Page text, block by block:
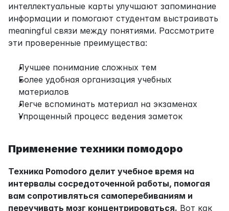
интеллектуальные карты улучшают запоминание
информации и помогают студентам выстраивать
meaningful связи между понятиями. Рассмотрите
эти проверенные преимущества:
Лучшее понимание сложных тем
Более удобная организация учебных
материалов
Легче вспоминать материал на экзаменах
Упрощенный процесс ведения заметок
Применение техники помодоро
Техника Pomodoro делит учебное время на
интервалы сосредоточенной работы, помогая
вам сопротивляться самоперебиваниям и
переучивать мозг концентрироваться. Вот как